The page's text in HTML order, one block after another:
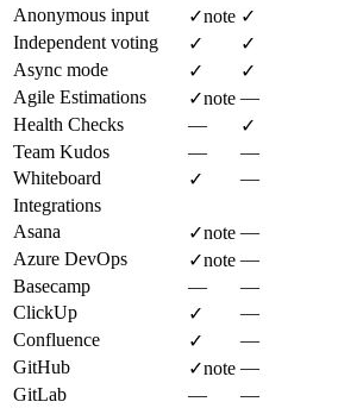
Anonymous input
✓note ✓
Independent voting
✓
✓
Async mode
✓
✓
Agile Estimations
✓note —
Health Checks
—
✓
Team Kudos
—
—
Whiteboard
✓
—
Integrations
Asana
✓note —
Azure DevOps
✓note —
Basecamp
—
—
ClickUp
✓
—
Confluence
✓
—
GitHub
✓note —
GitLab
—
—